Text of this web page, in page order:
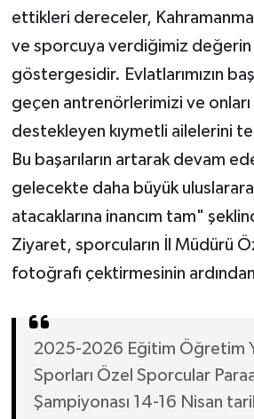
ettikleri dereceler,
ve sporcuya verdiğimiz
göstergesidir. Evlatlarımızın
geçen antrenörlerimizi ve onları
destekleyen kıymetli ailelerini
Bu başarıların artarak devam
gelecekte daha büyük
atacaklarına inancım tam"
Ziyaret, sporcuların İl Müdürü
fotoğrafı çektirmesinin
2025-2026 Eğitim Öğretim
Sporları Özel Sporcular
Şampiyonası 14-16 Nisan